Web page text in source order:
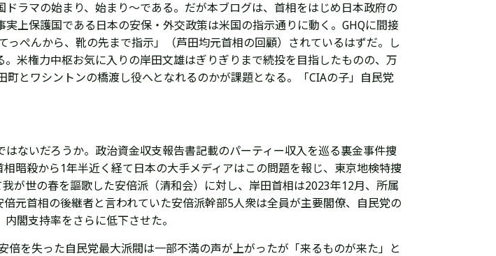
ラマの始まり、始まり～である。だが本ブログは、首相をはじめ日本政府の
実上保護国である 日本の安保・外交政策は米国の指示通りに動く。GHQに間接
ぺんから、靴の先まで指示」（芦田均元首相の回顧）されているはずだ。し
。米権力中枢お気に入りの岸田文雄はぎりぎりまで続投を目指したものの、万
とワシントンの橋渡し役へとなれるのかが課題となる。
「CIAの子」自民党
ないだろうか。 政治資金収支報告書記載のパーティー収入を巡る裏金事件捜
暗殺から1年半近く経て日本の大手メディアはこの問題を報じ、東京地検特捜
が世の春を謳歌した安倍派 （清和会）に対し、 岸田首相は2023年12月、所属
元首相の後継者と言われていた安倍派幹部5人衆は全員が主要閣僚、自民党の
閣支持率をさらに低下させた。
倍を失った自民党最大派閥は一部不満の声が上がったが「来るものが来た」と